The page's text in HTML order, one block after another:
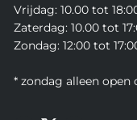
Vrijdag: 10.00 tot
Zaterdag: 10.00 tot
Zondag: 12:00 tot
* zondag alleen open